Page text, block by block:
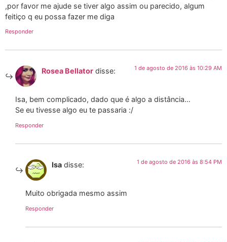
,por favor me ajude se tiver algo assim ou parecido, algum
feitiço q eu possa fazer me diga
Responder
Rosea Bellator disse: 1 de agosto de 2016 às 10:29 AM
Isa, bem complicado, dado que é algo a distância…
Se eu tivesse algo eu te passaria :/
Responder
Isa disse: 1 de agosto de 2016 às 8:54 PM
Muito obrigada mesmo assim
Responder